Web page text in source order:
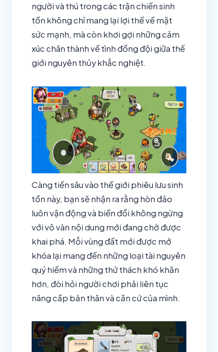
người và thú trong các trận chiến sinh
tồn không chỉ mang lại lợi thế về mặt
sức mạnh, mà còn khơi gợi những cảm
xúc chân thành về tình đồng đội giữa thế
giới nguyên thủy khắc nghiệt.
Càng tiến sâu vào thế giới phiêu lưu sinh
tồn này, bạn sẽ nhận ra rằng hòn đảo
luôn vận động và biến đổi không ngừng
với vô vàn nội dung mới đang chờ được
khai phá. Mỗi vùng đất mới được mở
khóa lại mang đến những loại tài nguyên
quý hiếm và những thử thách khó khăn
hơn, đòi hỏi người chơi phải liên tục
nâng cấp bản thân và căn cứ của mình.